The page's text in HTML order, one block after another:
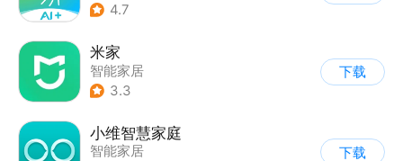
4.7
米家
智能家居
3.3
下载
小维智慧家庭
智能家居
下载